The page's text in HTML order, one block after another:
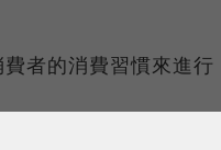
者的消費習慣來進行